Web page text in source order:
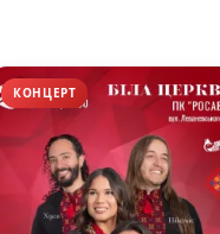
КОНЦЕРТ